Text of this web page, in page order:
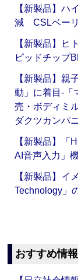
【新製品】ハ
減 CSLベー
【新製品】ヒ
ピッドチップ
【新製品】親
動」に着目‐「
売・ボディミ
ダクツカンパ
【新製品】「
AI音声入力」
【新製品】イ
Technology」
おすすめ情報